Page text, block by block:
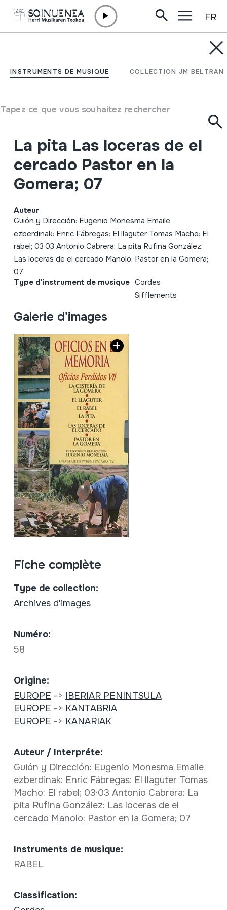
INSTRUMENTS DE MUSIQUE COLLECTION JM BELTRAN
Tapez ce que vous souhaitez rechercher
FR
Oficios en la memoria 3 ;
cestería de la Gomera El
La pita Las loceras de el
cercado Pastor en la
Gomera; 07
Auteur
Guión y Dirección: Eugenio Monesma Emaile
ezberdinak: Enric Fábregas: El llaguter Tomas Macho: El
rabel; 03·03 Antonio Cabrera: La pita Rufina González:
Las loceras de el cercado Manolo: Pastor en la Gomera;
07
Type d'instrument de musique Cordes
Sifflements
Galerie d'images
Fiche complète
Type de collection:
Archives d'images
Numéro:
58
Origine:
EUROPE -> IBERIAR PENINTSULA
EUROPE -> KANTABRIA
EUROPE -> KANARIAK
Auteur / Interpréte:
Guión y Dirección: Eugenio Monesma Emaile
ezberdinak: Enric Fábregas: El llaguter Tomas
Macho: El rabel; 03·03 Antonio Cabrera: La
pita Rufina González: Las loceras de el
cercado Manolo: Pastor en la Gomera; 07
Instruments de musique:
RABEL
Classification: